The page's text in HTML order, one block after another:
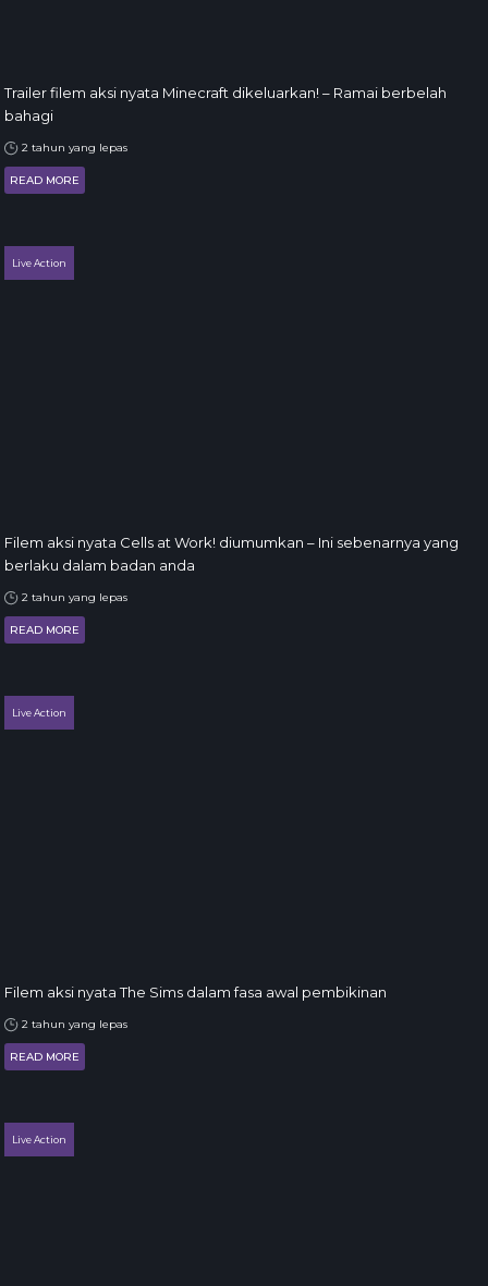
Trailer filem aksi nyata Minecraft dikeluarkan! – Ramai berbelah
bahagi
2 tahun yang lepas
READ MORE
Live Action
Filem aksi nyata Cells at Work! diumumkan – Ini sebenarnya yang
berlaku dalam badan anda
2 tahun yang lepas
READ MORE
Live Action
Filem aksi nyata The Sims dalam fasa awal pembikinan
2 tahun yang lepas
READ MORE
Live Action